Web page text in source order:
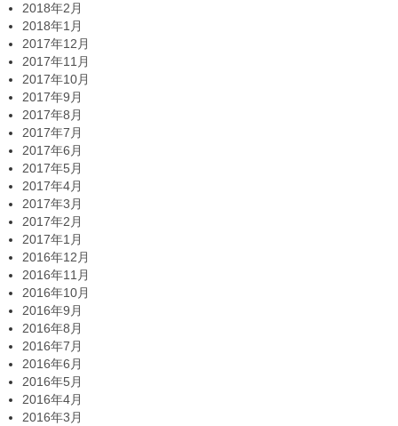
2018年2月
2018年1月
2017年12月
2017年11月
2017年10月
2017年9月
2017年8月
2017年7月
2017年6月
2017年5月
2017年4月
2017年3月
2017年2月
2017年1月
2016年12月
2016年11月
2016年10月
2016年9月
2016年8月
2016年7月
2016年6月
2016年5月
2016年4月
2016年3月